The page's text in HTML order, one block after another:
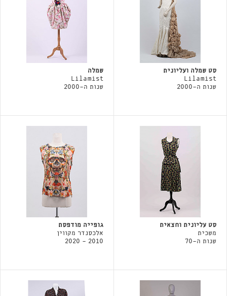
סט שמלה ועליונית
Lilamist
שנות ה-2000
שמלה
Lilamist
שנות ה-2000
סט עליונית וחצאית
משכית
שנות ה-70
גופייה מודפסת
אלכסנדר מקווין
2010 - 2020